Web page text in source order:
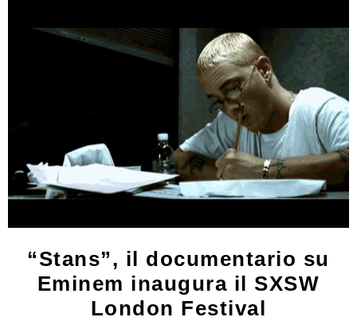
“Stans”, il documentario su
Eminem inaugura il SXSW
London Festival